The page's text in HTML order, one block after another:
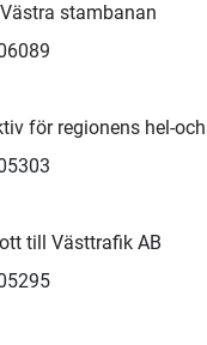
stambanan
för regionens hel-
till Västtrafik AB